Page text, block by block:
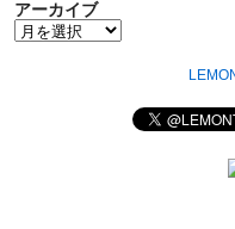
アーカイブ